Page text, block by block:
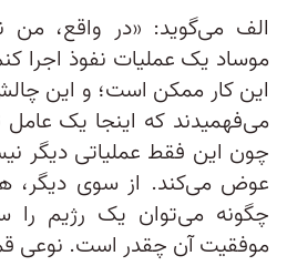
الف می‌گوید: «در واقع، من
موساد یک عملیات نفوذ اجرا
این کار ممکن است؛ و این
می‌فهمیدند که اینجا یک عامل
چون این فقط عملیاتی دیگر
عوض می‌کند. از سوی دیگر،
چگونه می‌توان یک رژیم را
موفقیت آن چقدر است. نوعی